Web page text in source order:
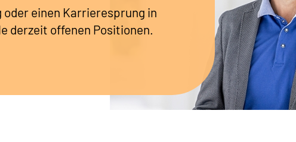
oder einen Karrieresprung in
derzeit offenen Positionen.